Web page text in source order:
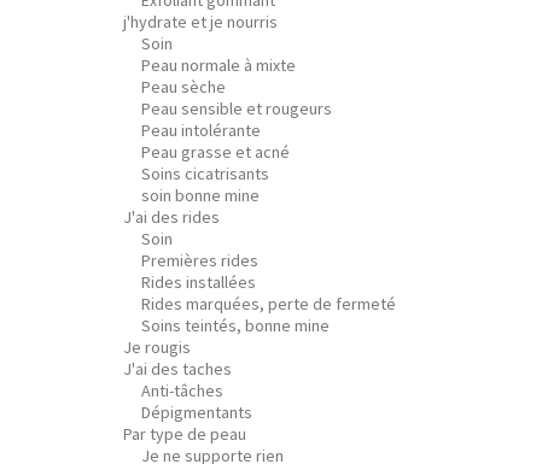
j'hydrate et je nourris
Soin
Peau normale à mixte
Peau sèche
Peau sensible et rougeurs
Peau intolérante
Peau grasse et acné
Soins cicatrisants
soin bonne mine
J'ai des rides
Soin
Premières rides
Rides installées
Rides marquées, perte de fermeté
Soins teintés, bonne mine
Je rougis
J'ai des taches
Anti-tâches
Dépigmentants
Par type de peau
Je ne supporte rien